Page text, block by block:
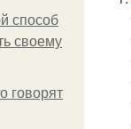
способ
своему
говорят